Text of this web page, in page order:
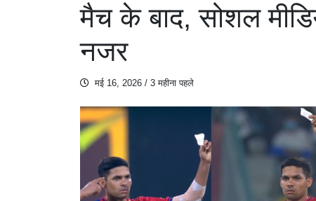
मैच के बाद, सोशल
नजर
मई 16, 2026 / 3 महीना पहले